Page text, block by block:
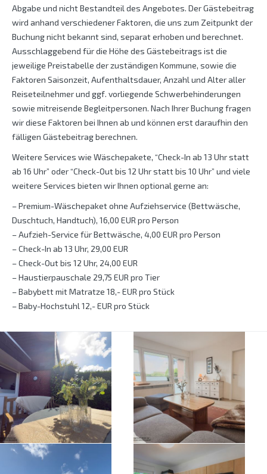
Abgabe und nicht Bestandteil des Angebotes. Der Gästebeitrag
wird anhand verschiedener Faktoren, die uns zum Zeitpunkt der
Buchung nicht bekannt sind, separat erhoben und berechnet.
Ausschlaggebend für die Höhe des Gästebeitrags ist die
jeweilige Preistabelle der zuständigen Kommune, sowie die
Faktoren Saisonzeit, Aufenthaltsdauer, Anzahl und Alter aller
Reiseteilnehmer und ggf. vorliegende Schwerbehinderungen
sowie mitreisende Begleitpersonen. Nach Ihrer Buchung fragen
wir diese Faktoren bei Ihnen ab und können erst daraufhin den
fälligen Gästebeitrag berechnen.
Weitere Services wie Wäschepakete, “Check-In ab 13 Uhr statt
ab 16 Uhr” oder “Check-Out bis 12 Uhr statt bis 10 Uhr” und viele
weitere Services bieten wir Ihnen optional gerne an:
– Premium-Wäschepaket ohne Aufziehservice (Bettwäsche,
Duschtuch, Handtuch), 16,00 EUR pro Person
– Aufzieh-Service für Bettwäsche, 4,00 EUR pro Person
– Check-In ab 13 Uhr, 29,00 EUR
– Check-Out bis 12 Uhr, 24,00 EUR
– Haustierpauschale 29,75 EUR pro Tier
– Babybett mit Matratze 18,- EUR pro Stück
– Baby-Hochstuhl 12,- EUR pro Stück